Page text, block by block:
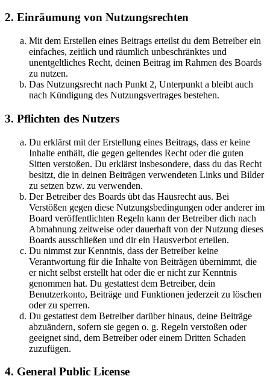
2. Einräumung von Nutzungsrechten
Mit dem Erstellen eines Beitrags erteilst du dem Betreiber ein
einfaches, zeitlich und räumlich unbeschränktes und
unentgeltliches Recht, deinen Beitrag im Rahmen des Boards
zu nutzen.
Das Nutzungsrecht nach Punkt 2, Unterpunkt a bleibt auch
nach Kündigung des Nutzungsvertrages bestehen.
3. Pflichten des Nutzers
Du erklärst mit der Erstellung eines Beitrags, dass er keine
Inhalte enthält, die gegen geltendes Recht oder die guten
Sitten verstoßen. Du erklärst insbesondere, dass du das Recht
besitzt, die in deinen Beiträgen verwendeten Links und Bilder
zu setzen bzw. zu verwenden.
Der Betreiber des Boards übt das Hausrecht aus. Bei
Verstößen gegen diese Nutzungsbedingungen oder anderer im
Board veröffentlichten Regeln kann der Betreiber dich nach
Abmahnung zeitweise oder dauerhaft von der Nutzung dieses
Boards ausschließen und dir ein Hausverbot erteilen.
Du nimmst zur Kenntnis, dass der Betreiber keine
Verantwortung für die Inhalte von Beiträgen übernimmt, die
er nicht selbst erstellt hat oder die er nicht zur Kenntnis
genommen hat. Du gestattest dem Betreiber, dein
Benutzerkonto, Beiträge und Funktionen jederzeit zu löschen
oder zu sperren.
Du gestattest dem Betreiber darüber hinaus, deine Beiträge
abzuändern, sofern sie gegen o. g. Regeln verstoßen oder
geeignet sind, dem Betreiber oder einem Dritten Schaden
zuzufügen.
4. General Public License